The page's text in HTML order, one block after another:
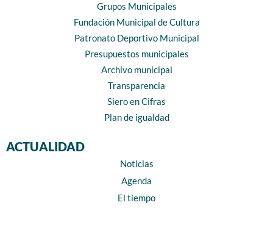
Grupos Municipales
Fundación Municipal de Cultura
Patronato Deportivo Municipal
Presupuestos municipales
Archivo municipal
Transparencia
Siero en Cifras
Plan de igualdad
ACTUALIDAD
Noticias
Agenda
El tiempo